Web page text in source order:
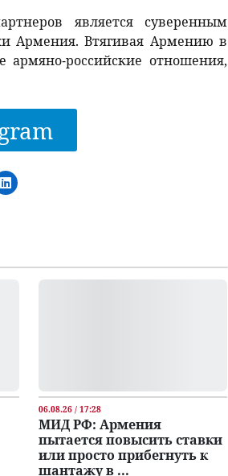
является суверенным
Армения. Втягивая Армению в
армяно-российские отношения,
06.08.26 / 17:28
МИД РФ: Армения
пытается повысить ставки
или просто прибегнуть к
шантажу в ...